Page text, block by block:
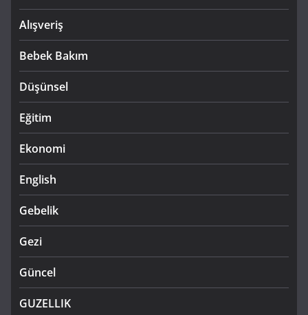
Alışveriş
Bebek Bakım
Düşünsel
Eğitim
Ekonomi
English
Gebelik
Gezi
Güncel
GUZELLIK